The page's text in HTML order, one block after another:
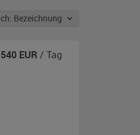
Sortieren nach: Bezeichnung
540 EUR / Tag